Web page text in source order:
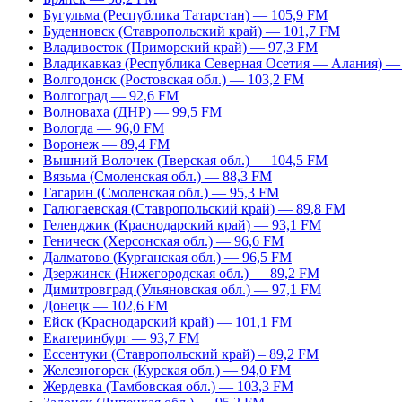
Бугульма (Республика Татарстан) — 105,9 FM
Буденновск (Ставропольский край) — 101,7 FM
Владивосток (Приморский край) — 97,3 FM
Владикавказ (Республика Северная Осетия — Алания)
Волгодонск (Ростовская обл.) — 103,2 FM
Волгоград — 92,6 FM
Волноваха (ДНР) — 99,5 FM
Вологда — 96,0 FM
Воронеж — 89,4 FM
Вышний Волочек (Тверская обл.) — 104,5 FM
Вязьма (Смоленская обл.) — 88,3 FM
Гагарин (Смоленская обл.) — 95,3 FM
Галюгаевская (Ставропольский край) — 89,8 FM
Геленджик (Краснодарский край) — 93,1 FM
Геническ (Херсонская обл.) — 96,6 FM
Далматово (Курганская обл.) — 96,5 FM
Дзержинск (Нижегородская обл.) — 89,2 FM
Димитровград (Ульяновская обл.) — 97,1 FM
Донецк — 102,6 FM
Ейск (Краснодарский край) — 101,1 FM
Екатеринбург — 93,7 FM
Ессентуки (Ставропольский край) – 89,2 FM
Железногорск (Курская обл.) — 94,0 FM
Жердевка (Тамбовская обл.) — 103,3 FM